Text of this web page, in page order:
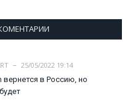
25/05/2022 19:14
вернется в Россию, но